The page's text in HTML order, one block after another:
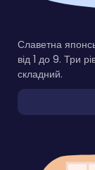
Славетна
від 1 до 9. Три
складний.